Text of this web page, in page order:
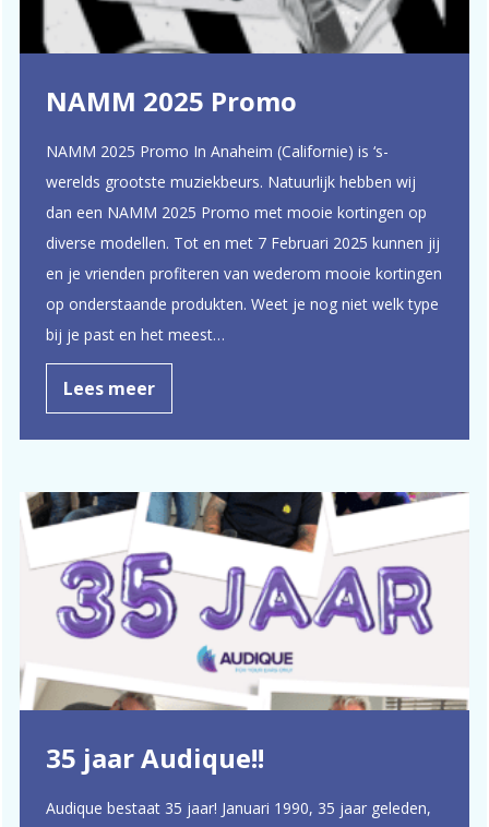
NAMM 2025 Promo
NAMM 2025 Promo In Anaheim (Californie) is ‘s-
werelds grootste muziekbeurs. Natuurlijk hebben wij
dan een NAMM 2025 Promo met mooie kortingen op
diverse modellen. Tot en met 7 Februari 2025 kunnen jij
en je vrienden profiteren van wederom mooie kortingen
op onderstaande produkten. Weet je nog niet welk type
bij je past en het meest…
Lees meer
35 jaar Audique!!
Audique bestaat 35 jaar! Januari 1990, 35 jaar geleden,